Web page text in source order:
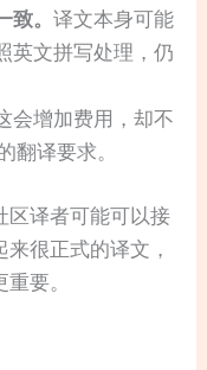
致。译文本身可能
英文拼写处理，仍
会增加费用，却不
翻译要求。
区译者可能可以接
很正式的译文，
要。